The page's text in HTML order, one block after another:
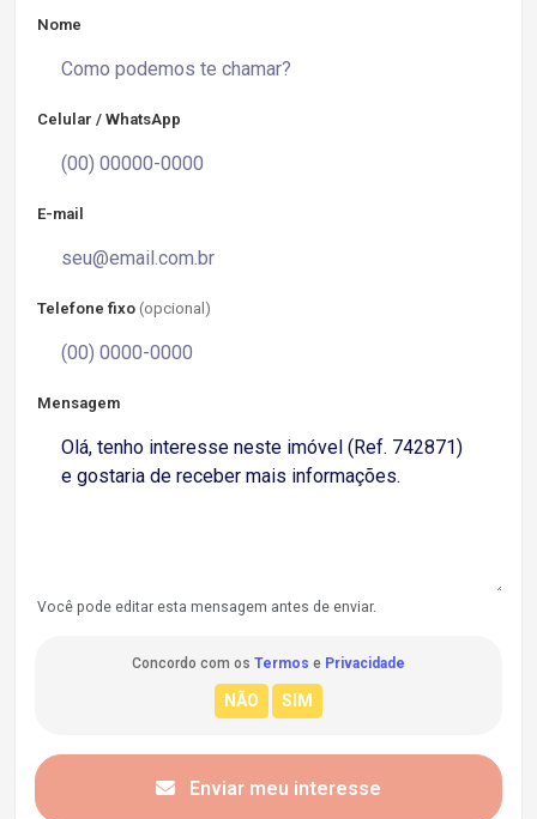
Nome
Celular / WhatsApp
E-mail
Telefone fixo (opcional)
Mensagem
Você pode editar esta mensagem antes de enviar.
Concordo com os Termos e Privacidade
Enviar meu interesse